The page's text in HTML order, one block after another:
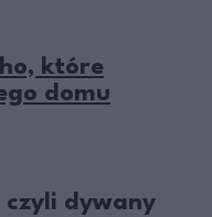
które
domu
czyli dywany